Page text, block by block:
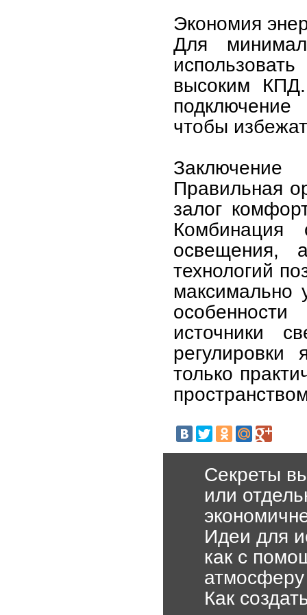
Экономия
Для
высоким
чтобы
Заключение
Правильная
залог
Комбинация
освещения,
технологий
максимально
источники
регулировки
только
Секреты
или
Идеи для
как с
атмосферу
Как